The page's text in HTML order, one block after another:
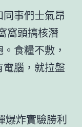
事們士氣昂
窩頭搞核潛
食糧不敷，
腦，就拉盤
炸實驗勝利